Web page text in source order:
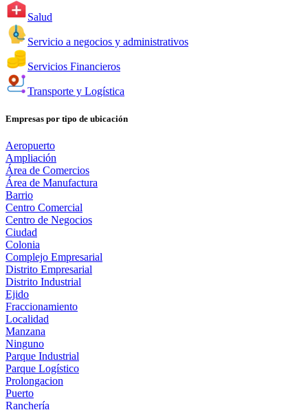
Salud
Servicio a negocios y administrativos
Servicios Financieros
Transporte y Logística
Empresas por tipo de ubicación
Aeropuerto
Ampliación
Área de Comercios
Área de Manufactura
Barrio
Centro Comercial
Centro de Negocios
Ciudad
Colonia
Complejo Empresarial
Distrito Empresarial
Distrito Industrial
Ejido
Fraccionamiento
Localidad
Manzana
Ninguno
Parque Industrial
Parque Logístico
Prolongacion
Puerto
Ranchería